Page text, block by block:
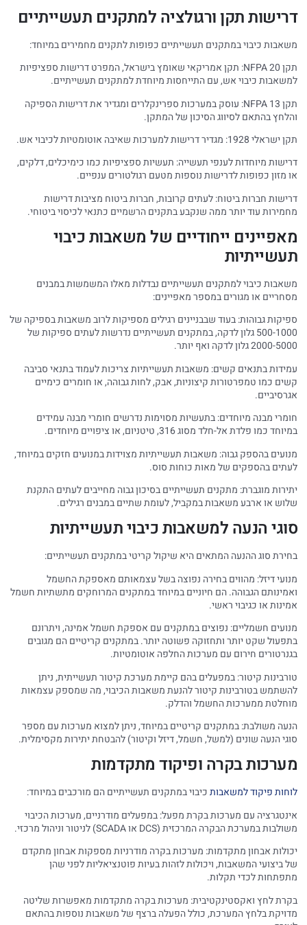
דרישות תקן ורגולציה למתקנים תעשייתיים
משאבות כיבוי במתקנים תעשייתיים כפופות לתקנים מחמירים במיוחד:
תקן NFPA 20: תקן אמריקאי שאומץ בישראל, המפרט דרישות ספציפיות
למשאבות כיבוי אש, עם התייחסות מיוחדת למתקנים תעשייתיים.
תקן NFPA 13: עוסק במערכות ספרינקלרים ומגדיר את דרישות הספיקה
והלחץ בהתאם לסיווג הסיכון של המתקן.
תקן ישראלי 1928: מגדיר דרישות למערכות שאיבה אוטומטיות לכיבוי אש.
דרישות מיוחדות לענפי תעשייה: תעשיות ספציפיות כמו כימיכלים, דלקים,
או מזון כפופות לדרישות נוספות מטעם רגולטורים ענפיים.
דרישות חברות ביטוח: לעתים קרובות, חברות ביטוח מציבות דרישות
מחמירות עוד יותר ממה שנקבע בתקנים הרשמיים כתנאי לכיסוי ביטוחי.
מאפיינים ייחודיים של משאבות כיבוי
תעשייתיות
משאבות כיבוי למתקנים תעשייתיים נבדלות מאלו המשמשות במבנים
מסחריים או מגורים במספר מאפיינים:
ספיקות גבוהות: בעוד שבבניינים רגילים מספיקות לרוב משאבות בספיקה של
500-1000 גלון לדקה, במתקנים תעשייתיים נדרשות לעתים ספיקות של
2000-5000 גלון לדקה ואף יותר.
עמידות בתנאים קשים: משאבות תעשייתיות צריכות לעמוד בתנאי סביבה
קשים כמו טמפרטורות קיצוניות, אבק, לחות גבוהה, או חומרים כימיים
אגרסיביים.
חומרי מבנה מיוחדים: בתעשיות מסוימות נדרשים חומרי מבנה עמידים
במיוחד כמו פלדת אל-חלד מסוג 316, טיטניום, או ציפויים מיוחדים.
מנועים בהספק גבוה: משאבות תעשייתיות מצוידות במנועים חזקים במיוחד,
לעתים בהספקים של מאות כוחות סוס.
יתירות מוגברת: מתקנים תעשייתיים בסיכון גבוה מחייבים לעתים התקנת
שלוש או ארבע משאבות במקביל, לעומת שתיים במבנים רגילים.
סוגי הנעה למשאבות כיבוי תעשייתיות
בחירת סוג ההנעה המתאים היא שיקול קריטי במתקנים תעשייתיים:
מנועי דיזל: מהווים בחירה נפוצה בשל עצמאותם מאספקת החשמל
ואמינותם הגבוהה. הם חיוניים במיוחד במתקנים המרוחקים מתשתיות חשמל
אמינות או כגיבוי ראשי.
מנועים חשמליים: נפוצים במתקנים עם אספקת חשמל אמינה, ויתרונם
בתפעול שקט יותר ותחזוקה פשוטה יותר. במתקנים קריטיים הם מגובים
בגנרטורים חירום עם מערכות החלפה אוטומטיות.
טורבינות קיטור: במפעלים בהם קיימת מערכת קיטור תעשייתית, ניתן
להשתמש בטורבינות קיטור להנעת משאבות הכיבוי, מה שמספק עצמאות
מוחלטת ממערכות החשמל והדלק.
הנעה משולבת: במתקנים קריטיים במיוחד, ניתן למצוא מערכות עם מספר
סוגי הנעה שונים (למשל, חשמל, דיזל וקיטור) להבטחת יתירות מקסימלית.
מערכות בקרה ופיקוד מתקדמות
לוחות פיקוד למשאבותכיבוי במתקנים תעשייתיים הם מורכבים במיוחד:
אינטגרציה עם מערכות בקרת מפעל: במפעלים מודרניים, מערכות הכיבוי
משולבות במערכת הבקרה המרכזית (DCS או SCADA) לניטור וניהול מרכזי.
יכולות אבחון מתקדמות: מערכות בקרה מודרניות מספקות אבחון מתקדם
של ביצועי המשאבות, ויכולות לזהות בעיות פוטנציאליות לפני שהן
מתפתחות לכדי תקלות.
בקרת לחץ ואקסטינקטיבית: מערכות בקרה מתקדמות מאפשרות שליטה
מדויקת בלחץ המערכת, כולל הפעלה ברצף של משאבות נוספות בהתאם